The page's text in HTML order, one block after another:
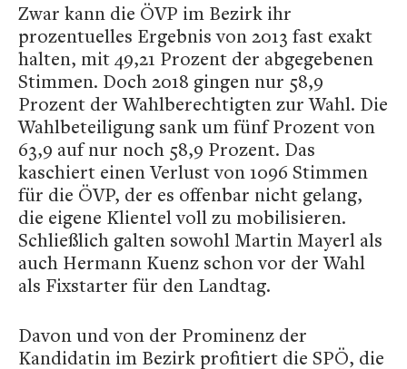
Zwar kann die ÖVP im Bezirk ihr
prozentuelles Ergebnis von 2013 fast exakt
halten, mit 49,21 Prozent der abgegebenen
Stimmen. Doch 2018 gingen nur 58,9
Prozent der Wahlberechtigten zur Wahl. Die
Wahlbeteiligung sank um fünf Prozent von
63,9 auf nur noch 58,9 Prozent. Das
kaschiert einen Verlust von 1096 Stimmen
für die ÖVP, der es offenbar nicht gelang,
die eigene Klientel voll zu mobilisieren.
Schließlich galten sowohl Martin Mayerl als
auch Hermann Kuenz schon vor der Wahl
als Fixstarter für den Landtag.
Davon und von der Prominenz der
Kandidatin im Bezirk profitiert die SPÖ, die